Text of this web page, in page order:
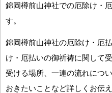
錦岡樽前山神社での厄除け・
す。
錦岡樽前山神社の厄除け・厄
け・厄払いの御祈祷に関して
受ける場所、一連の流れにつ
おきたいことなど詳しくお伝え